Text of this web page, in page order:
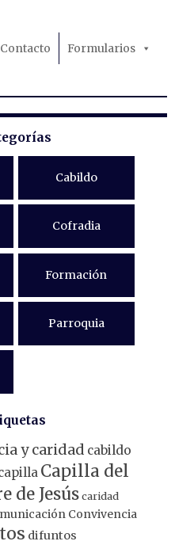
Contacto Formularios
Cabildo
Cofradia
Formación
Parroquia
y caridad cabildo
Capilla del
de Jesús caridad
Convivencia
difuntos